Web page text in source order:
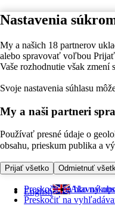
Nastavenia
My a našich 18 partnerov
alebo spravovať voľbou
Vaše rozhodnutie však zmení
Svoje nastavenia súhlasu
My a naši partneri
Používať presné údaje o
obsahu, prieskum publika a
Prijať všetko Odmietnuť
Preskočiť na hlavný
Preskočiť na
English Ako